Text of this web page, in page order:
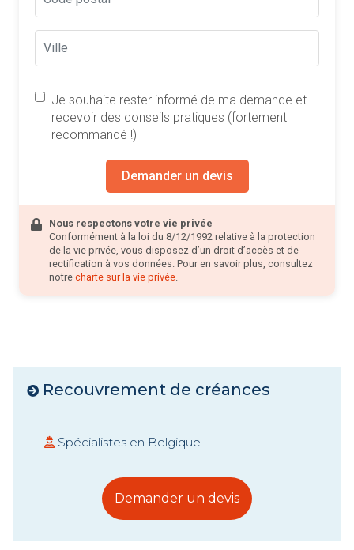
Je souhaite rester informé de ma demande et
recevoir des conseils pratiques (fortement
recommandé !)
Demander un devis
Nous respectons votre vie privée
Conformément à la loi du 8/12/1992 relative à la protection
de la vie privée, vous disposez d’un droit d’accès et de
rectification à vos données. Pour en savoir plus, consultez
notre charte sur la vie privée.
Recouvrement de créances
Spécialistes en Belgique
Demander un devis